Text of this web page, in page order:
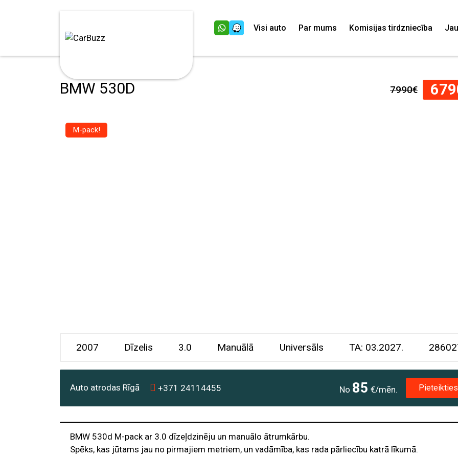
Visi auto Par mums Komisijas tirdzniecība
BMW 530D 7990€
M-pack!
2007 Dīzelis 3.0 Manuālā Universāls TA: 03.2027.
Auto atrodas Rīgā +371 24114455 No 85 €/mēn. Pieteikties
BMW 530d M-pack ar 3.0 dīzeļdzinēju un manuālo ātrumkārbu.
Spēks, kas jūtams jau no pirmajiem metriem, un vadāmība, kas rada pārliecību katrā līkumā.